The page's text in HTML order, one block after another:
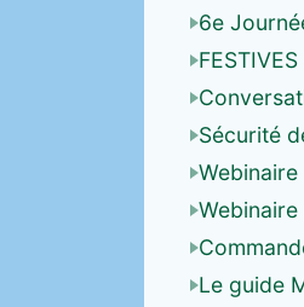
6e
FESTIVES
Sécurité
Le guide